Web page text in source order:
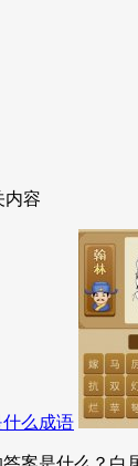
内容
么成语